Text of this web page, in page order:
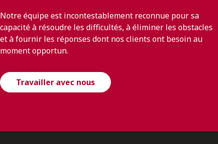
Notre équipe est incontestablement reconnue pour sa
capacité à résoudre les difficultés, à éliminer les obstacles
et à fournir les réponses dont nos clients ont besoin au
moment opportun.
Travailler avec nous